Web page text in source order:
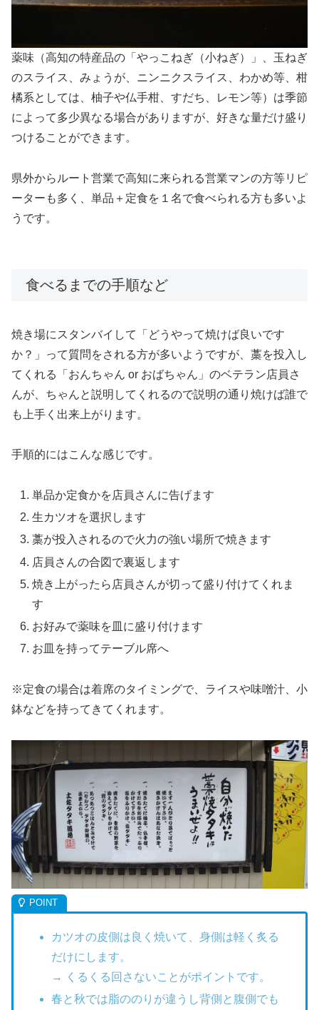
薬味（高知の特産品の「やっこねぎ（小ねぎ）」、玉ねぎ
のスライス、みょうが、ニンニクスライス、わかめ等、柑
橘系としては、柚子や仏手柑、すだち、レモン等）は季節
によって多少異なる場合がありますが、好きな量だけ盛り
つけることができます。
県外からルート営業で高知に来られる営業マンの方等リピ
ーターも多く、単品＋定食を１名で食べられる方も多いよ
うです。
食べるまでの手順など
焼き場にスタンバイして「どうやって焼けば良いです
か？」って質問をされる方が多いようですが、藁を投入し
てくれる「おんちゃん or おばちゃん」のベテラン店員さ
んが、ちゃんと説明してくれるので説明の通り焼けば誰で
も上手く出来上がります。
手順的にはこんな感じです。
単品か定食かを店員さんに告げます
生カツオを選択します
藁が投入されるので火力の強い場所で焼きます
店員さんの合図で裏返します
焼き上がったら店員さんが切って盛り付けてくれま
す
お好みで薬味を皿に盛り付けます
お皿を持ってテーブル席へ
※定食の場合は着席のタイミングで、ライスや味噌汁、小
鉢などを持ってきてくれます。
カツオの皮側は良く焼いて、身側は軽く炙る
だけにします。
→ くるくる回さないことがポイントです。
春と秋では脂ののりが違うし背側と腹側でも